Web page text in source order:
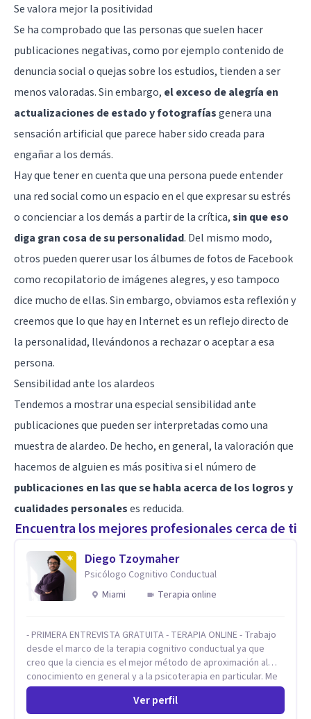
Se valora mejor la positividad
Se ha comprobado que las personas que suelen hacer
publicaciones negativas, como por ejemplo contenido de
denuncia social o quejas sobre los estudios, tienden a ser
menos valoradas. Sin embargo, el exceso de alegría en
actualizaciones de estado y fotografíasgenera una
sensación artificial que parece haber sido creada para
engañar a los demás.
Hay que tener en cuenta que una persona puede entender
una red social como un espacio en el que expresar su estrés
o concienciar a los demás a partir de la crítica,sin que eso
diga gran cosa de su personalidad. Del mismo modo,
otros pueden querer usar los álbumes de fotos de Facebook
como recopilatorio de imágenes alegres, y eso tampoco
dice mucho de ellas. Sin embargo, obviamos esta reflexión y
creemos que lo que hay en Internet es un reflejo directo de
la personalidad, llevándonos a rechazar o aceptar a esa
persona.
Sensibilidad ante los alardeos
Tendemos a mostrar una especial sensibilidad ante
publicaciones que pueden ser interpretadas como una
muestra de alardeo. De hecho, en general, la valoración que
hacemos de alguien es más positiva si el número de
publicaciones en las que se habla acerca de los logros y
cualidades personaleses reducida.
Encuentra los mejores profesionales cerca de ti
Diego Tzoymaher
Psicólogo Cognitivo Conductual
Miami
Terapia online
- PRIMERA ENTREVISTA GRATUITA - TERAPIA ONLINE - Trabajo
desde el marco de la terapia cognitivo conductual ya que
creo que la ciencia es el mejor método de aproximación al
conocimiento en general y a la psicoterapia en particular. Me
interesan los procesos de cambio conductual por los que una
persona pueda alcanzar sus objetivos, transitando,
Ver perfil